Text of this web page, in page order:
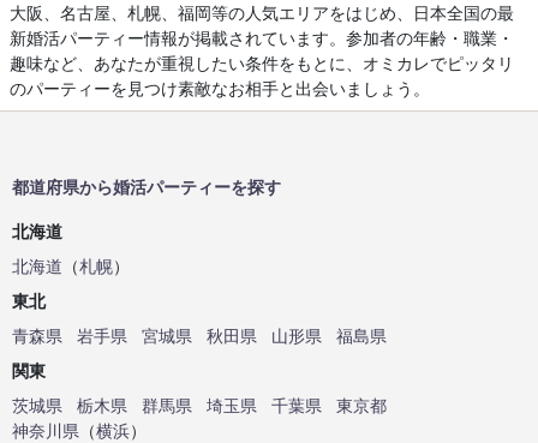
大阪、名古屋、札幌、福岡等の人気エリアをはじめ、日本全国の最
新婚活パーティー情報が掲載されています。参加者の年齢・職業・
趣味など、あなたが重視したい条件をもとに、オミカレでピッタリ
のパーティーを見つけ素敵なお相手と出会いましょう。
都道府県から婚活パーティーを探す
北海道
北海道 （札幌）
東北
青森県
岩手県 宮城県 秋田県 山形県
福島県
関東
茨城県
栃木県 群馬県 埼玉県 千葉県
東京都
神奈川県 （横浜）